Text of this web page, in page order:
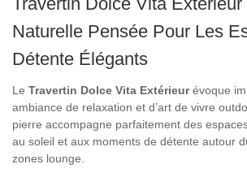
Naturelle Pensée Pour Les
Détente Élégants
Le Travertin Dolce Vita Extérieurévoque
ambiance de relaxation et d’art de vivre
pierre accompagne parfaitement des
au soleil et aux moments de détente autour
zones lounge.